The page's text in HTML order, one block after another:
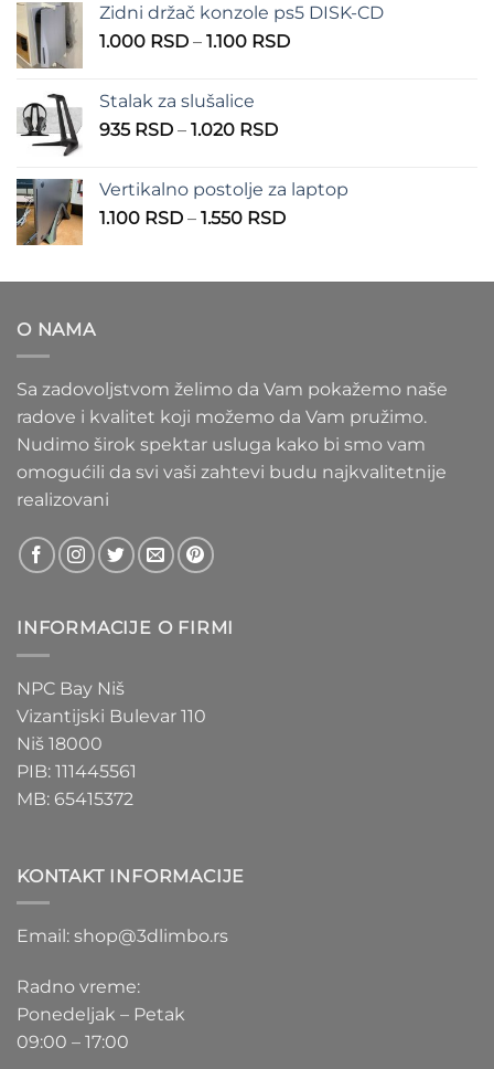
555 RSD
do
Zidni držač konzole ps5 DISK-CD
1.000 RSD – 1.100 RSDRaspon
Stalak za slušalice
935 RSD – 1.020 RSDRaspon
935 RSD
do
Vertikalno postolje za laptop
1.100 RSD – 1.550 RSDRaspon
1.100 RSD
O NAMA
Sa zadovoljstvom želimo da Vam pokažemo naše
radove i kvalitet koji možemo da Vam pružimo.
Nudimo širok spektar usluga kako bi smo vam
omogućili da svi vaši zahtevi budu najkvalitetnije
realizovani
INFORMACIJE O FIRMI
NPC Bay Niš
Vizantijski Bulevar 110
Niš 18000
PIB: 111445561
MB: 65415372
KONTAKT INFORMACIJE
Email: shop@3dlimbo.rs
Radno vreme:
Ponedeljak – Petak
09:00 – 17:00